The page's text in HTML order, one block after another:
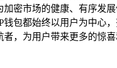
密市场的健康、有序发
包都始终以用户为中心
，为用户带来更多的惊